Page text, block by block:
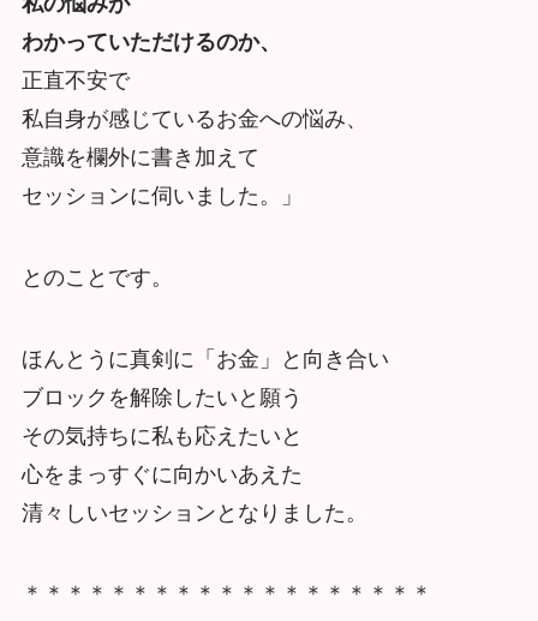
わかっていただけるのか、
正直不安で
私自身が感じているお金への悩み、
意識を欄外に書き加えて
セッションに伺いました。」
とのことです。
ほんとうに真剣に「お金」と向き合い
ブロックを解除したいと願う
その気持ちに私も応えたいと
心をまっすぐに向かいあえた
清々しいセッションとなりました。
＊＊＊＊＊＊＊＊＊＊＊＊＊＊＊＊＊＊＊